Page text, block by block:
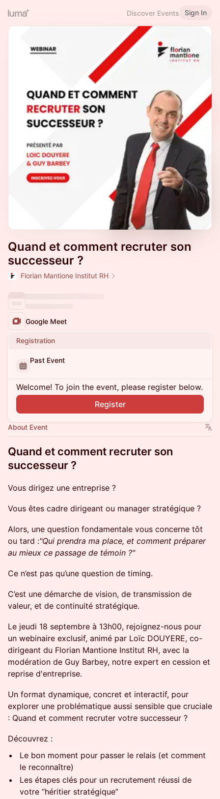
Discover Events Sign In
Quand et comment recruter son
successeur ?
Florian Mantione Institut RH
Google Meet
Registration
Past Event
Welcome! To join the event, please register below.
Register
About Event
Quand et comment recruter son
successeur ?
​Vous dirigez une entreprise ?
​Vous êtes cadre dirigeant ou manager stratégique ?
​Alors, une question fondamentale vous concerne tôt
ou tard :"Qui prendra ma place, et comment préparer
au mieux ce passage de témoin ?"
​Ce n’est pas qu’une question de timing.
​C’est une démarche de vision, de transmission de
valeur, et de continuité stratégique.
​Le jeudi 18 septembre à 13h00, rejoignez-nous pour
un webinaire exclusif, animé par Loïc DOUYERE, co-
dirigeant du Florian Mantione Institut RH, avec la
modération de Guy Barbey, notre expert en cession et
reprise d'entreprise.
​Un format dynamique, concret et interactif, pour
explorer une problématique aussi sensible que cruciale
: Quand et comment recruter votre successeur ?
​Découvrez :
​Le bon moment pour passer le relais (et comment
le reconnaître)
​Les étapes clés pour un recrutement réussi de
votre “héritier stratégique”